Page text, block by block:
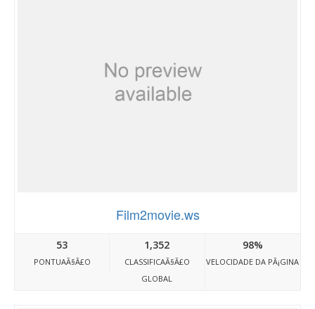
Film2movie.ws
53
PONTUAÃ§Ã£O
1,352
CLASSIFICAÃ§Ã£O
GLOBAL
98%
VELOCIDADE DA PÃ¡GINA